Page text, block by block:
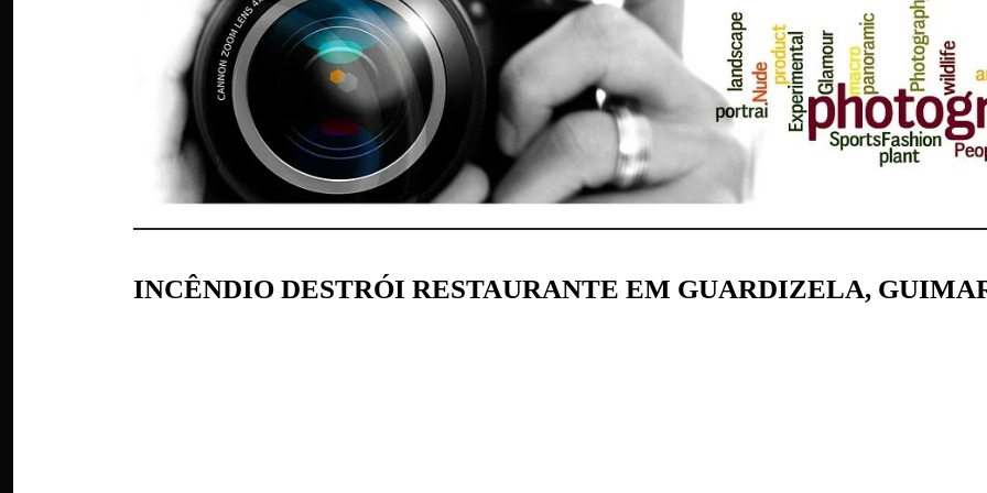
INCÊNDIO DESTRÓI RESTAURANTE EM GUARDIZELA,